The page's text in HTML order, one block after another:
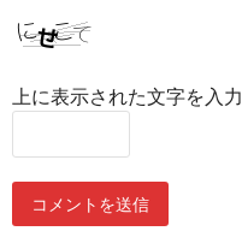
上に表示された文字を入